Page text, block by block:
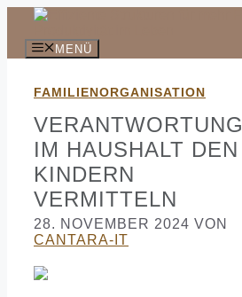
springenMENÜ
FAMILIENORGANISATION
VERANTWORTUNG
IM HAUSHALT DEN
KINDERN
VERMITTELN
28. NOVEMBER 2024 VON
CANTARA-IT